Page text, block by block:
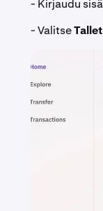
- Kirjaudu
- Valitse